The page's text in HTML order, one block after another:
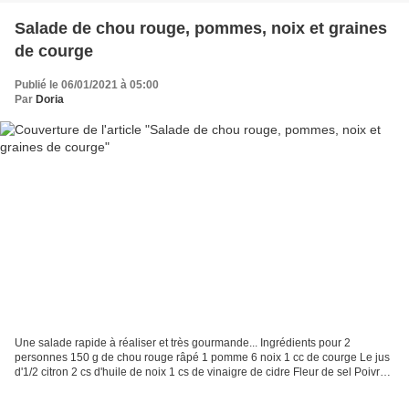
Salade de chou rouge, pommes, noix et graines
de courge
Publié le 06/01/2021 à 05:00
Par Doria
Une salade rapide à réaliser et très gourmande... Ingrédients pour 2
personnes 150 g de chou rouge râpé 1 pomme 6 noix 1 cc de courge Le jus
d'1/2 citron 2 cs d'huile de noix 1 cs de vinaigre de cidre Fleur de sel Poivre